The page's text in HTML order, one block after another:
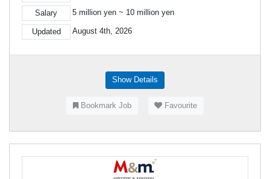
Salary 5 million yen ~ 10 million yen
Updated August 4th, 2026
Show Details
Bookmark Job Favourite